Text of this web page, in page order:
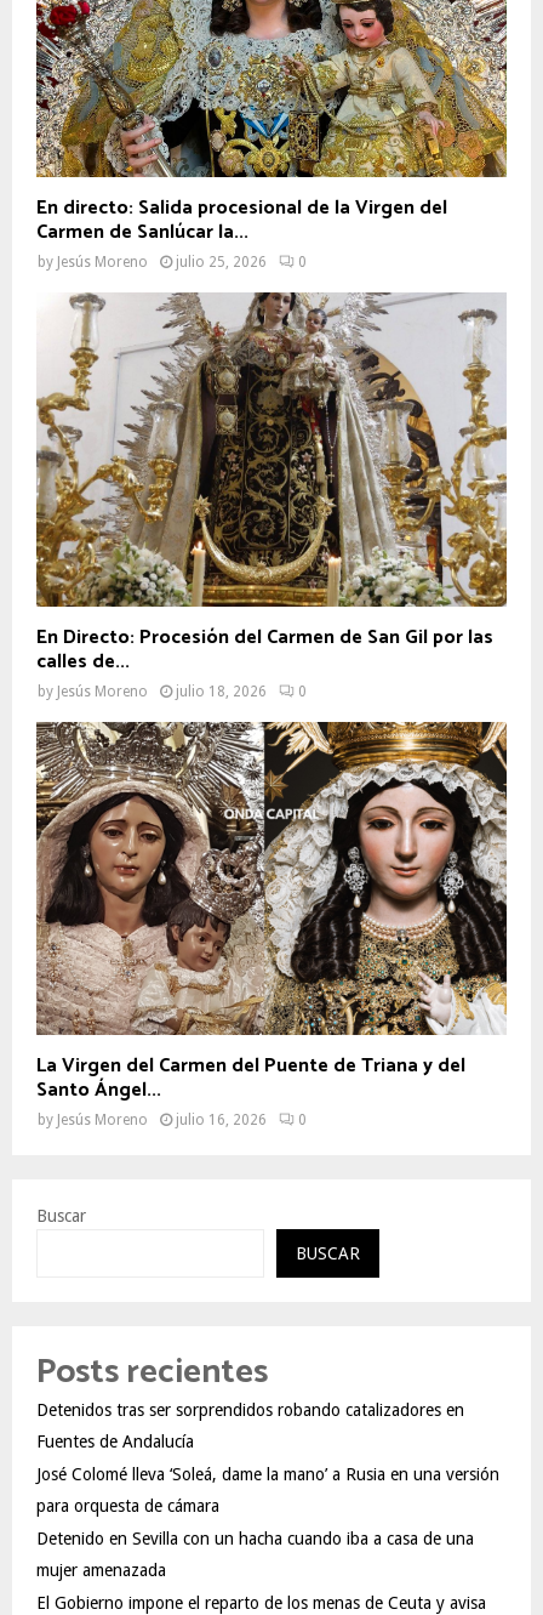
En directo: Salida procesional de la Virgen del
Carmen de Sanlúcar la...
by Jesús Moreno julio 25, 2026 0
En Directo: Procesión del Carmen de San Gil por las
calles de...
by Jesús Moreno julio 18, 2026 0
La Virgen del Carmen del Puente de Triana y del
Santo Ángel...
by Jesús Moreno julio 16, 2026 0
Buscar
BUSCAR
Posts recientes
Detenidos tras ser sorprendidos robando catalizadores en
Fuentes de Andalucía
José Colomé lleva ‘Soleá, dame la mano’ a Rusia en una versión
para orquesta de cámara
Detenido en Sevilla con un hacha cuando iba a casa de una
mujer amenazada
El Gobierno impone el reparto de los menas de Ceuta y avisa